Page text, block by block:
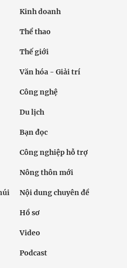
Kinh doanh
Thể thao
Thế giới
Văn hóa - Giải trí
Công nghệ
Du lịch
Bạn đọc
Công nghiệp hỗ trợ
Nông thôn mới
Nội dung chuyên đề
Hồ sơ
Video
Podcast